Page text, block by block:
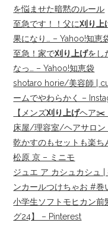
を悩ませた暗黙のルール
至急です！！父に刈り上
果になり… – Yahoo!知恵
至急！家で刈り上げをし
なっ… – Yahoo!知恵袋
shotaro horie/美容師 |
ームでやわらかく –
【メンズ刈り上げヘア✂️
床屋/理容室/ヘアサロン
乾かすのもセットも楽
松原 京 – ミニモ
ジュエ ア カシュカシュ
ンカールつけちゃお #巻
小学生ソフトモヒカン前
グ24】 – Pinterest